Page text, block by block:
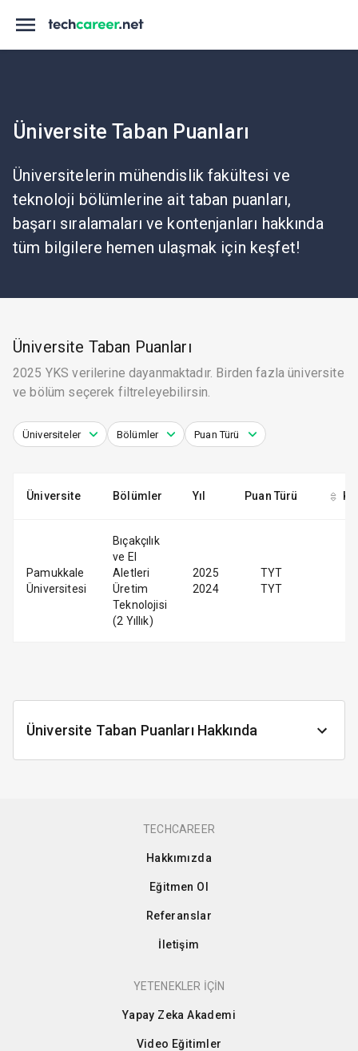
Üniversite Taban Puanları
Üniversitelerin mühendislik fakültesi ve
teknoloji bölümlerine ait taban puanları,
başarı sıralamaları ve kontenjanları hakkında
tüm bilgilere hemen ulaşmak için keşfet!
Üniversite Taban Puanları
2025 YKS verilerine dayanmaktadır. Birden fazla üniversite
ve bölüm seçerek filtreleyebilirsin.
Üniversiteler Bölümler Puan Türü
Üniversite Bölümler Yıl Puan Türü
Pamukkale
Üniversitesi
Bıçakçılık
ve El
Aletleri
Üretim
Teknolojisi
(2 Yıllık)
2025
2024
TYT
TYT
Üniversite Taban Puanları Hakkında
TECHCAREER
Hakkımızda
Eğitmen Ol
Referanslar
İletişim
YETENEKLER İÇİN
Yapay Zeka Akademi
Video Eğitimler